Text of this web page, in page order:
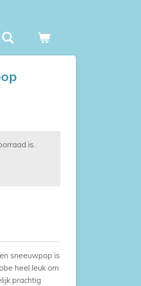
is.
sneeuwpop is
heel leuk om
prachtig